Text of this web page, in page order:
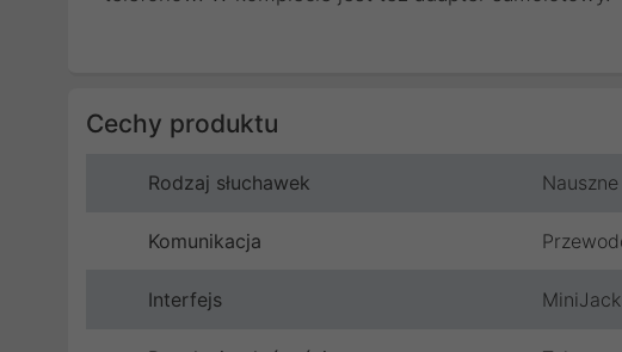
Cechy produktu
Rodzaj słuchawek
Komunikacja
Interfejs